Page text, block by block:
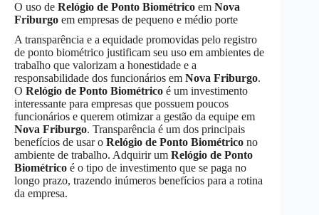
O uso de Relógio de Ponto Biométrico em Nova
Friburgo em empresas de pequeno e médio porte
A transparência e a equidade promovidas pelo registro
de ponto biométrico justificam seu uso em ambientes de
trabalho que valorizam a honestidade e a
responsabilidade dos funcionários em Nova Friburgo.
O Relógio de Ponto Biométrico é um investimento
interessante para empresas que possuem poucos
funcionários e querem otimizar a gestão da equipe em
Nova Friburgo. Transparência é um dos principais
benefícios de usar o Relógio de Ponto Biométrico no
ambiente de trabalho. Adquirir um Relógio de Ponto
Biométrico é o tipo de investimento que se paga no
longo prazo, trazendo inúmeros benefícios para a rotina
da empresa.